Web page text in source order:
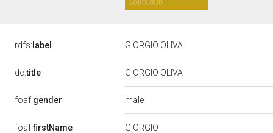
rdfs: label GIORGIO OLIVA
dc:title GIORGIO OLIVA
foaf:gender male
foaf:firstName GIORGIO